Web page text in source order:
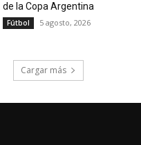
de la Copa Argentina
Fútbol 5 agosto, 2026
Cargar más